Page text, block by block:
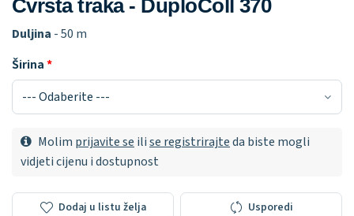
Čvrsta traka - DuploColl 370
Duljina - 50 m
Širina
Molim prijavite se ilise registrirajteda biste mogli
vidjeti cijenu i dostupnost
Dodaj u listu želja Usporedi